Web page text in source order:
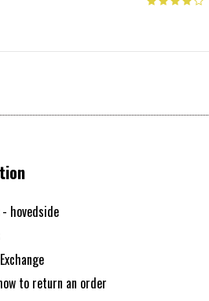
hovedside
to return an order